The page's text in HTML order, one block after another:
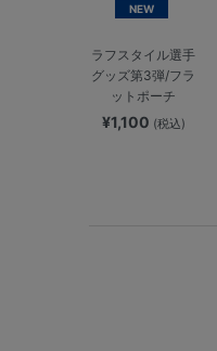
NEW
ラフスタイル選手
グッズ第3弾/フラ
ットポーチ
¥1,100 (税込)